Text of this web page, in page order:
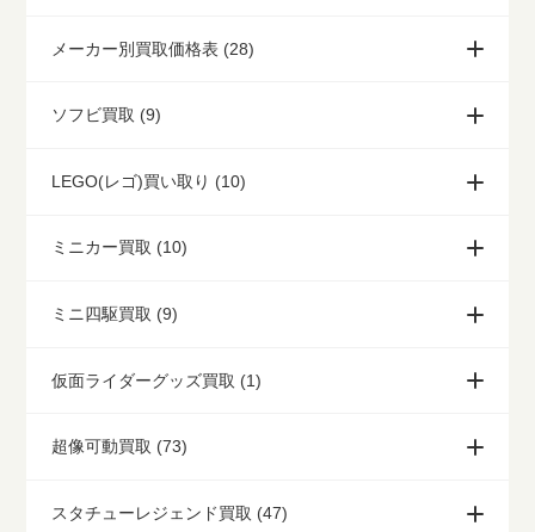
メーカー別買取価格表 (28)
ソフビ買取 (9)
LEGO(レゴ)買い取り (10)
ミニカー買取 (10)
ミニ四駆買取 (9)
仮面ライダーグッズ買取 (1)
超像可動買取 (73)
スタチューレジェンド買取 (47)